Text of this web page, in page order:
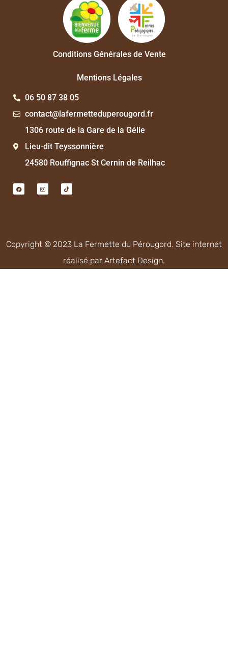
Conditions Générales de Vente
Mentions Légales
06 50 87 38 05
contact@lafermetteduperougord.fr
1306 route de la Gare de la Gélie
Lieu-dit Teyssonnière
24580 Rouffignac St Cernin de Reilhac
Copyright © 2023 La Fermette du Pérougord. Site internet
réalisé par Artefact Design.